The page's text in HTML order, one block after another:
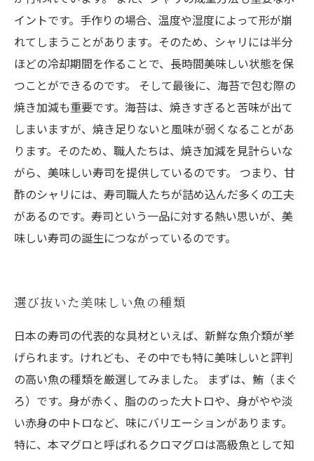
イントです。手作りの場合、温度や湿度によって形が崩
れてしまうことがあります。そのため、シャリには半分
ほどの冷却期間を作ることで、長時間美味しい状態を保
つことができるのです。 そして最後に、海苔で包む際の
焼き加減も重要です。海苔は、焼きすぎると苦味が出て
しまいますが、焼き足りないと風味が弱くなることがあ
ります。そのため、職人たちは、焼き加減を見計らいな
がら、美味しい寿司を提供しているのです。 つまり、甘
酢のシャリには、寿司職人たちが詰め込んだ多くの工夫
があるのです。寿司という一品に対する熱い思いが、美
味しい寿司の誕生につながっているのです。
選び抜いた美味しい魚の種類
日本の寿司の代表的な具材といえば、新鮮な魚介類が挙
げられます。けれども、その中でも特に美味しいと評判
の高い魚の種類を厳選してみました。 まずは、鮪（まぐ
ろ）です。身が赤く、脂ののった大トロや、身がやや淡
い赤身の中トロなど、味にバリエーションがあります。
特に、本マグロと呼ばれるクロマグロは高級魚として知